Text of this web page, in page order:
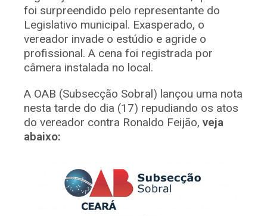
foi surpreendido pelo representante do
Legislativo municipal. Exasperado, o
vereador invade o estúdio e agride o
profissional. A cena foi registrada por
câmera instalada no local.
A OAB (Subsecção Sobral) lançou uma nota
nesta tarde do dia (17) repudiando os atos
do vereador contra Ronaldo Feijão, veja
abaixo: